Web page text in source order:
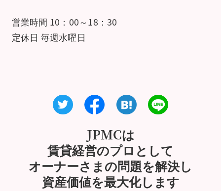
営業時間 10：00～18：30
定休日 毎週水曜日
JPMCは
賃貸経営のプロとして
オーナーさまの問題を解決し
資産価値を最大化します